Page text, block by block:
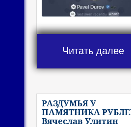
Читать далее
РАЗДУМЬЯ У
ПАМЯТНИКА
Вячеслав Улитин